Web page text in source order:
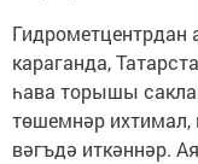
Гидрометцентрдан
караганда,
һава торышы
төшемнәр ихтимал,
вәгъдә иткәннәр.